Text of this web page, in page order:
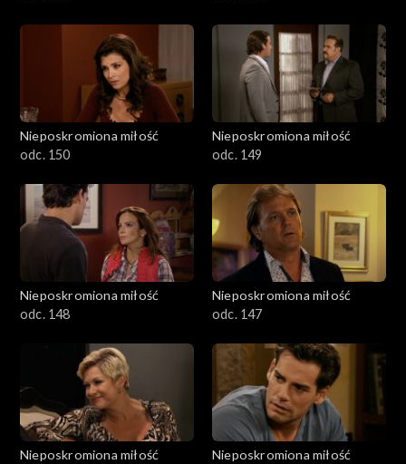
Nieposkromiona miłość
odc. 150
Nieposkromiona miłość
odc. 149
Nieposkromiona miłość
odc. 148
Nieposkromiona miłość
odc. 147
Nieposkromiona miłość
Nieposkromiona miłość